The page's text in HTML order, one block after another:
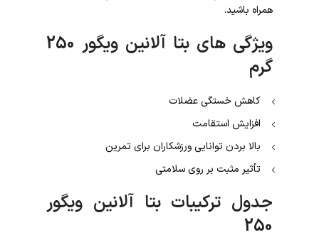
همراه باشید.
ویژگی های بتا آلانین ویگور 250
گرم
کاهش خستگی عضلات
افزایش استقامت
بالا بردن توانایی ورزشکاران برای تمرین
تأثیر مثبت بر روی سلامتی
جدول ترکیبات بتا آلانین ویگور
250